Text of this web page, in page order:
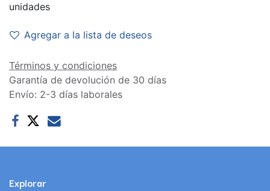
unidades
Agregar a la lista de deseos
Términos y condiciones
Garantía de devolución de 30 días
Envío: 2-3 días laborales
Explorar